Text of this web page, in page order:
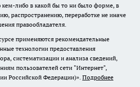
либо в какой бы то ни было форме, в
распространению, переработке не иначе
правообладателя.
применяются рекомендательные
технологии предоставления
систематизации и анализа сведений,
пользователей сети "Интернет",
Российской Федерации)». Подробнее